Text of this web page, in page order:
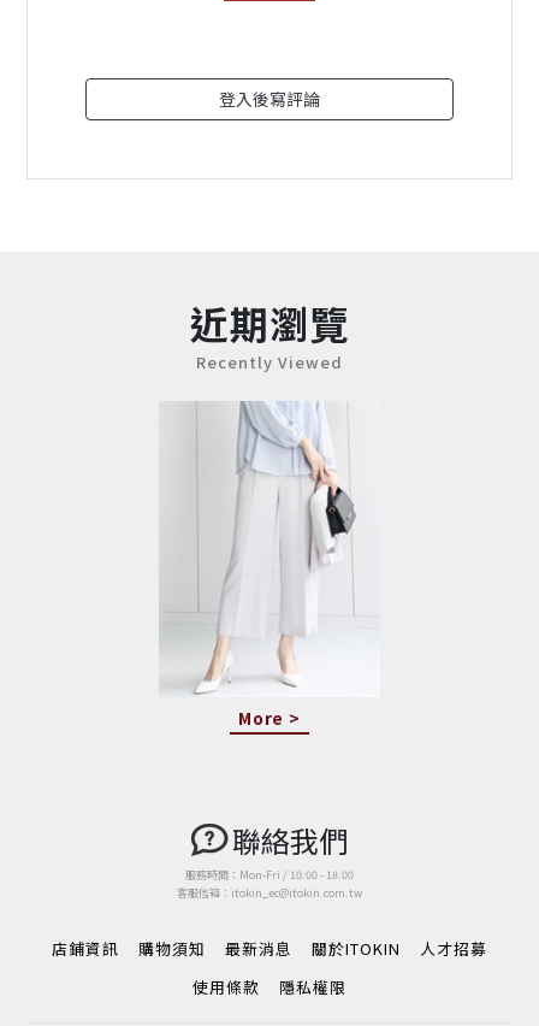
登入後寫評論
近期瀏覽
Recently Viewed
More >
聯絡我們
服務時間：Mon-Fri / 10:00 - 18:00
客服信箱：itokin_ec@itokin.com.tw
店鋪資訊 購物須知 最新消息 關於ITOKIN
人才招募
使用條款
隱私權限